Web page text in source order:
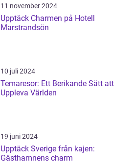
11 november 2024
Upptäck Charmen på Hotell
Marstrandsön
10 juli 2024
Temaresor: Ett Berikande Sätt att
Uppleva Världen
19 juni 2024
Upptäck Sverige från kajen:
Gästhamnens charm